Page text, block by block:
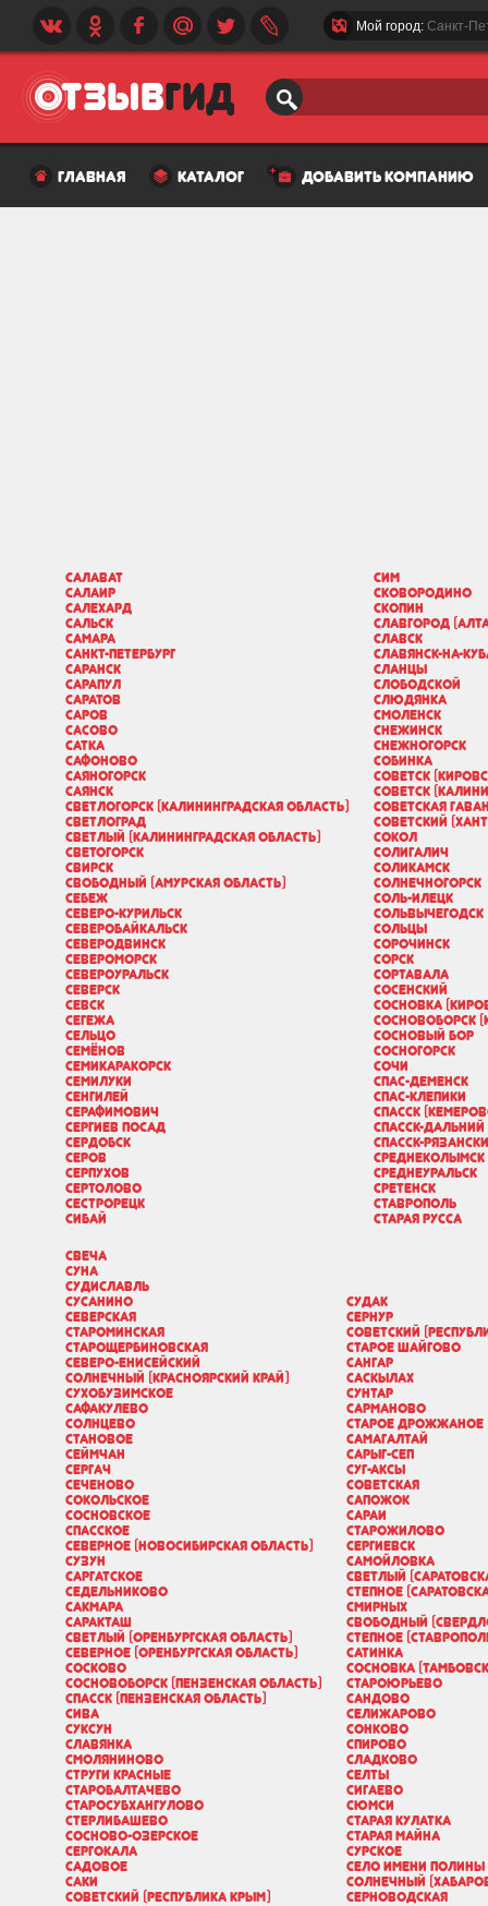
Мой город: Санкт-
главная каталог добавить компанию
Салават
Салаир
Салехард
Сальск
Самара
Санкт-Петербург
Саранск
Сарапул
Саратов
Саров
Сасово
Сатка
Сафоново
Саяногорск
Саянск
Светлогорск (Калининградская область)
Светлоград
Светлый (Калининградская область)
Светогорск
Свирск
Свободный (Амурская область)
Себеж
Северо-Курильск
Северобайкальск
Северодвинск
Североморск
Североуральск
Северск
Севск
Сегежа
Сельцо
Семёнов
Семикаракорск
Семилуки
Сенгилей
Серафимович
Сергиев Посад
Сердобск
Серов
Серпухов
Сертолово
Сестрорецк
Сибай
Сим
Сковородино
Скопин
Славгород
Славск
Славянск-на-
Сланцы
Слободской
Слюдянка
Смоленск
Снежинск
Снежногорск
Собинка
Советск
Советск
Советская
Советский
Сокол
Солигалич
Соликамск
Солнечногорск
Соль-Илецк
Сольвычегодск
Сольцы
Сорочинск
Сорск
Сортавала
Сосенский
Сосновка
Сосновоборск
Сосновый Бор
Сосногорск
Сочи
Спас-Деменск
Спас-Клепики
Спасск
Спасск-Дальний
Спасск-
Среднеколымск
Среднеуральск
Сретенск
Ставрополь
Старая Русса
Свеча
Суна
Судиславль
Сусанино
Северская
Староминская
Старощербиновская
Северо-Енисейский
Солнечный (Красноярский край)
Сухобузимское
Сафакулево
Солнцево
Становое
Сеймчан
Сергач
Сеченово
Сокольское
Сосновское
Спасское
Северное (Новосибирская область)
Сузун
Саргатское
Седельниково
Сакмара
Саракташ
Светлый (Оренбургская область)
Северное (Оренбургская область)
Сосково
Сосновоборск (Пензенская область)
Спасск (Пензенская область)
Сива
Суксун
Славянка
Смоляниново
Струги Красные
Старобалтачево
Старосубхангулово
Стерлибашево
Сосново-Озерское
Сергокала
Садовое
Саки
Советский (Республика Крым)
Судак
Сернур
Советский
Старое Шайгово
Сангар
Саскылах
Сунтар
Сарманово
Старое Дрожжаное
Самагалтай
Сарыг-Сеп
Суг-Аксы
Советская
Сапожок
Сараи
Старожилово
Сергиевск
Самойловка
Светлый
Степное
Смирных
Свободный
Степное
Сатинка
Сосновка
Староюрьево
Сандово
Селижарово
Сонково
Спирово
Сладково
Селты
Сигаево
Сюмси
Старая Кулатка
Старая Майна
Сурское
Село имени Полины
Солнечный
Серноводская